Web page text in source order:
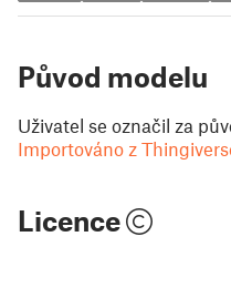
Původ modelu
Uživatel se označil za
Importováno z
Licence